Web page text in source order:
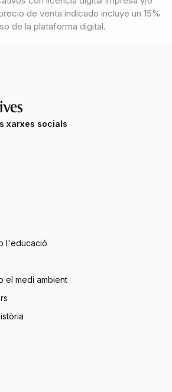
de venta indicado incluye un 15%
de la plataforma digital.
xarxes socials
l'educació
el medi ambient